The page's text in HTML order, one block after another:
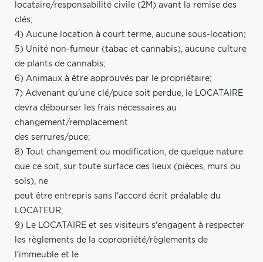
locataire/responsabilité civile (2M) avant la remise des
clés;
4) Aucune location à court terme, aucune sous-location;
5) Unité non-fumeur (tabac et cannabis), aucune culture
de plants de cannabis;
6) Animaux à être approuvés par le propriétaire;
7) Advenant qu'une clé/puce soit perdue, le LOCATAIRE
devra débourser les frais nécessaires au
changement/remplacement
des serrures/puce;
8) Tout changement ou modification, de quelque nature
que ce soit, sur toute surface des lieux (pièces, murs ou
sols), ne
peut être entrepris sans l'accord écrit préalable du
LOCATEUR;
9) Le LOCATAIRE et ses visiteurs s'engagent à respecter
les règlements de la copropriété/règlements de
l'immeuble et le